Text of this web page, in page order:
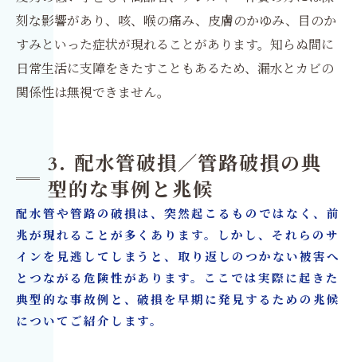
刻な影響があり、咳、喉の痛み、皮膚のかゆみ、目のか
すみといった症状が現れることがあります。知らぬ間に
日常生活に支障をきたすこともあるため、漏水とカビの
関係性は無視できません。
3. 配水管破損／管路破損の典
型的な事例と兆候
配水管や管路の破損は、突然起こるものではなく、前
兆が現れることが多くあります。しかし、それらのサ
インを見逃してしまうと、取り返しのつかない被害へ
とつながる危険性があります。ここでは実際に起きた
典型的な事故例と、破損を早期に発見するための兆候
についてご紹介します。